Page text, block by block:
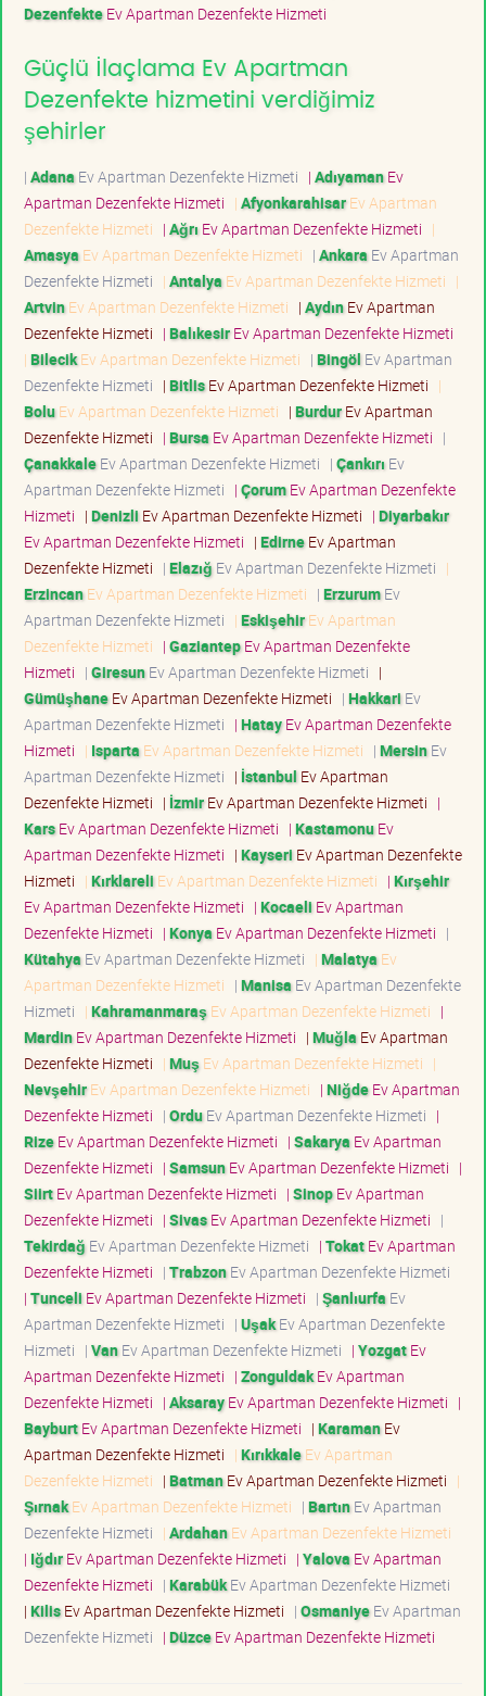
DezenfekteEv Apartman Dezenfekte Hizmeti
Güçlü İlaçlama Ev Apartman
Dezenfekte hizmetini verdiğimiz
şehirler
| Adana Ev Apartman Dezenfekte Hizmeti | AdıyamanEv
Apartman Dezenfekte Hizmeti | AfyonkarahisarEv Apartman
Dezenfekte Hizmeti | Ağrı Ev Apartman Dezenfekte Hizmeti |
Amasya Ev Apartman Dezenfekte Hizmeti | Ankara Ev Apartman
Dezenfekte Hizmeti | Antalya Ev Apartman Dezenfekte Hizmeti |
ArtvinEv Apartman Dezenfekte Hizmeti | AydınEv Apartman
Dezenfekte Hizmeti | BalıkesirEv Apartman Dezenfekte Hizmeti
| BilecikEv Apartman Dezenfekte Hizmeti | Bingöl Ev Apartman
Dezenfekte Hizmeti | BitlisEv Apartman Dezenfekte Hizmeti |
BoluEv Apartman Dezenfekte Hizmeti | BurdurEv Apartman
Dezenfekte Hizmeti | Bursa Ev Apartman Dezenfekte Hizmeti |
ÇanakkaleEv Apartman Dezenfekte Hizmeti | Çankırı Ev
Apartman Dezenfekte Hizmeti | ÇorumEv Apartman Dezenfekte
Hizmeti | Denizli Ev Apartman Dezenfekte Hizmeti | Diyarbakır
Ev Apartman Dezenfekte Hizmeti | EdirneEv Apartman
Dezenfekte Hizmeti | Elazığ Ev Apartman Dezenfekte Hizmeti |
ErzincanEv Apartman Dezenfekte Hizmeti | ErzurumEv
Apartman Dezenfekte Hizmeti | EskişehirEv Apartman
Dezenfekte Hizmeti | GaziantepEv Apartman Dezenfekte
Hizmeti | GiresunEv Apartman Dezenfekte Hizmeti |
GümüşhaneEv Apartman Dezenfekte Hizmeti | Hakkari Ev
Apartman Dezenfekte Hizmeti | HatayEv Apartman Dezenfekte
Hizmeti | Isparta Ev Apartman Dezenfekte Hizmeti | MersinEv
Apartman Dezenfekte Hizmeti | İstanbul Ev Apartman
Dezenfekte Hizmeti | İzmirEv Apartman Dezenfekte Hizmeti |
KarsEv Apartman Dezenfekte Hizmeti | KastamonuEv
Apartman Dezenfekte Hizmeti | Kayseri Ev Apartman Dezenfekte
Hizmeti | Kırklareli Ev Apartman Dezenfekte Hizmeti | Kırşehir
Ev Apartman Dezenfekte Hizmeti | Kocaeli Ev Apartman
Dezenfekte Hizmeti | Konya Ev Apartman Dezenfekte Hizmeti |
Kütahya Ev Apartman Dezenfekte Hizmeti | Malatya Ev
Apartman Dezenfekte Hizmeti | Manisa Ev Apartman Dezenfekte
Hizmeti | Kahramanmaraş Ev Apartman Dezenfekte Hizmeti |
MardinEv Apartman Dezenfekte Hizmeti | Muğla Ev Apartman
Dezenfekte Hizmeti | Muş Ev Apartman Dezenfekte Hizmeti |
NevşehirEv Apartman Dezenfekte Hizmeti | NiğdeEv Apartman
Dezenfekte Hizmeti | OrduEv Apartman Dezenfekte Hizmeti |
RizeEv Apartman Dezenfekte Hizmeti | Sakarya Ev Apartman
Dezenfekte Hizmeti | SamsunEv Apartman Dezenfekte Hizmeti |
SiirtEv Apartman Dezenfekte Hizmeti | SinopEv Apartman
Dezenfekte Hizmeti | SivasEv Apartman Dezenfekte Hizmeti |
Tekirdağ Ev Apartman Dezenfekte Hizmeti | TokatEv Apartman
Dezenfekte Hizmeti | TrabzonEv Apartman Dezenfekte Hizmeti
| Tunceli Ev Apartman Dezenfekte Hizmeti | Şanlıurfa Ev
Apartman Dezenfekte Hizmeti | UşakEv Apartman Dezenfekte
Hizmeti | VanEv Apartman Dezenfekte Hizmeti | YozgatEv
Apartman Dezenfekte Hizmeti | ZonguldakEv Apartman
Dezenfekte Hizmeti | AksarayEv Apartman Dezenfekte Hizmeti |
BayburtEv Apartman Dezenfekte Hizmeti | KaramanEv
Apartman Dezenfekte Hizmeti | KırıkkaleEv Apartman
Dezenfekte Hizmeti | BatmanEv Apartman Dezenfekte Hizmeti |
ŞırnakEv Apartman Dezenfekte Hizmeti | BartınEv Apartman
Dezenfekte Hizmeti | ArdahanEv Apartman Dezenfekte Hizmeti
| IğdırEv Apartman Dezenfekte Hizmeti | Yalova Ev Apartman
Dezenfekte Hizmeti | KarabükEv Apartman Dezenfekte Hizmeti
| KilisEv Apartman Dezenfekte Hizmeti | OsmaniyeEv Apartman
Dezenfekte Hizmeti | DüzceEv Apartman Dezenfekte Hizmeti